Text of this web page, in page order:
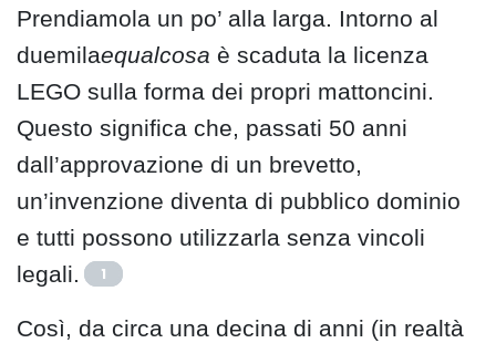
Prendiamola un po’ alla larga. Intorno al
duemilaequalcosa è scaduta la licenza
LEGO sulla forma dei propri mattoncini.
Questo significa che, passati 50 anni
dall’approvazione di un brevetto,
un’invenzione diventa di pubblico dominio
e tutti possono utilizzarla senza vincoli
legali.
1
Così, da circa una decina di anni (in realtà